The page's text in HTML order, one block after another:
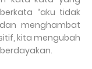
“aku tidak
menghambat
kita mengubah